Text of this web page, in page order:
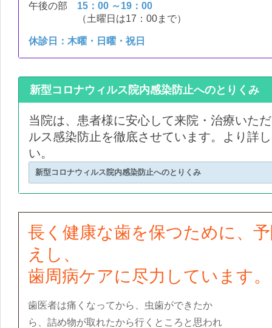
午後の部 15：00 ～19：00
（土曜日は17：00まで）
休診日：木曜・日曜・祝日
新型コロナウィルス院内感染防止へのとりくみ
当院は、患者様に安心して来院・治療いた
ルス感染防止を徹底させています。より詳
い。
新型コロナウィルス院内感染防止へのとりくみ
長く健康な歯を保つために、
えし、
歯周病ケアに尽力しています。
歯医者は痛くなってから、虫歯ができたか
ら、詰め物が取れたから行くところと思われ